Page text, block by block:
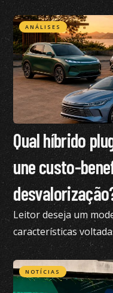
está nos planos para
ANÁLISES
Qual híbrido
une custo-
Leitor deseja um
características
produto e pediu
NOTÍCIAS